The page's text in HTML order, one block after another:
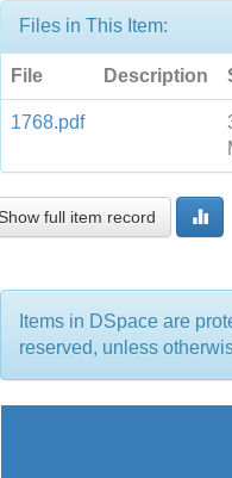
Files in This Item:
File Description
1768.pdf
full item record
Items in DSpace are
reserved, unless